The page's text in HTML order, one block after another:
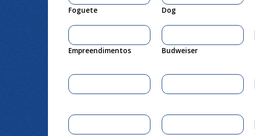
Foguete Dog
Empreendimentos Budweiser